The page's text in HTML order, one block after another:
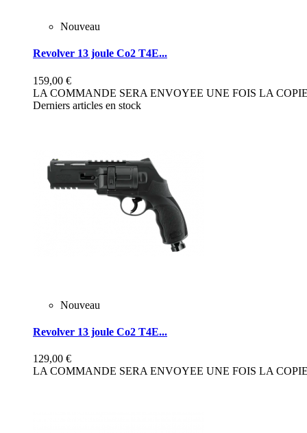
Nouveau
Revolver 13 joule Co2 T4E...
159,00 €
LA COMMANDE SERA ENVOYEE UNE FOIS LA
Derniers articles en stock
Nouveau
Revolver 13 joule Co2 T4E...
129,00 €
LA COMMANDE SERA ENVOYEE UNE FOIS LA